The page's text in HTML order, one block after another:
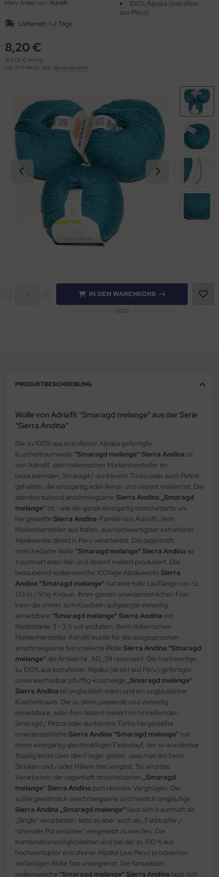
Mehr Artikel von: Adriafil
Lieferzeit: 1-2 Tage
8,20 €
164,00 € pro kg
inkl. 19 % MwSt. zzgl. Versandkosten
100% Alpaka (extrafein
aus Peru)
IN DEN WARENKORB
ODER
PRODUKTBESCHREIBUNG
Wolle von Adriafil: "Smaragd melange" aus der Serie
"Sierra Andina"
Die zu 100% aus extrafeiner Alpaka gefertigte
Kuscheltraumwolle “Smaragd melange“ Sierra Andina ist
von Adriafil, dem italienischen Markenhersteller im
bezaubernden, Smaragd / dunklerem Türkis oder auch Petrol
gehalten, die einzigartig edel-feiner und dezent meliert ist. Die
atemberaubend anschmiegsame Sierra Andina „Smaragd
melange“ ist - wie die ganze einzigartig streichelzarte uni
hergestellte Sierra Andina-Familie von Adriafil, dem
Markenhersteller aus Italien, aus hochwertigster extrafeiner
Alpakawolle direkt in Peru verarbeitet. Die sagenhaft
streichelzarte Wolle "Smaragd melange" Sierra Andina ist
traumhaft edel-fein und dezent meliert produziert. Die
bezaubernd wolkenweiche 100%ige Alpakawolle Sierra
Andina "Smaragd melange" hat eine tolle Lauflänge von ca.
133 m / 50g-Knäuel. Ihren ganzen unwiderstehlichen Flair
kann die immer zum Kuscheln aufgelegte vielseitig
einsetzbare "Smaragd melange" Sierra Andina mit
Nadelstärke 3 - 3,5 voll entfalten. Beim italienischen
Markenhersteller Adriafil wurde für die ausgesprochen
anschmiegsame fein melierte Wolle Sierra Andina "Smaragd
melange" die Artikel-Nr. AD_39 reserviert. Die hochwertige,
zu 100% aus extrafeiner Alpaka (direkt aus Peru) gefertigte
unverwechselbar pfluffig-kuschelige „Smaragd melange“
Sierra Andina ist unglaublich warm und ein unglaublicher
Kuscheltraum. Die zu allem passende und vielseitig
einsetzbare, edel-fein dezent meliert im hinreißenden
Smaragd / Petrol oder dunklerem Türkis hergestellte
unwiderstehliche Sierra Andina "Smaragd melange" hat
einen einzigartig gleichmäßigen Fadenlauf, der so wunderbar
flüsslig leicht über den Finger gleitet, dass man ihn beim
Stricken und / oder Häkeln fast vergisst. So wird das
Verarbeiten der sagenhaft streichelzarten „Smaragd
melange“ Sierra Andina zum reinsten Vergnügen. Die
außergewöhnlich anschmiegsame und herrlich langläufige
Sierra Andina „Smaragd melange“ lässt sich traumhaft als
„Single“ verarbeiten; liebt es aber auch als „Farbtupfer /
ruhender Pol zwischen“ eingesetzt zu werden. Die
Kombinationsmöglichkeiten sind bei der zu 100 % aus
hochwertigster extrafeiner Alpaka (aus Peru) produierten
einfarbigen Wolle fast unbegrenzt. Die fantastisch
wolkenweiche "Smaragd melange" Sierra Andina lässt sich